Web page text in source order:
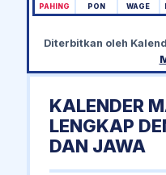
PAHING PON WAGE
Diterbitkan oleh
KALENDER
LENGKAP
DAN JAWA